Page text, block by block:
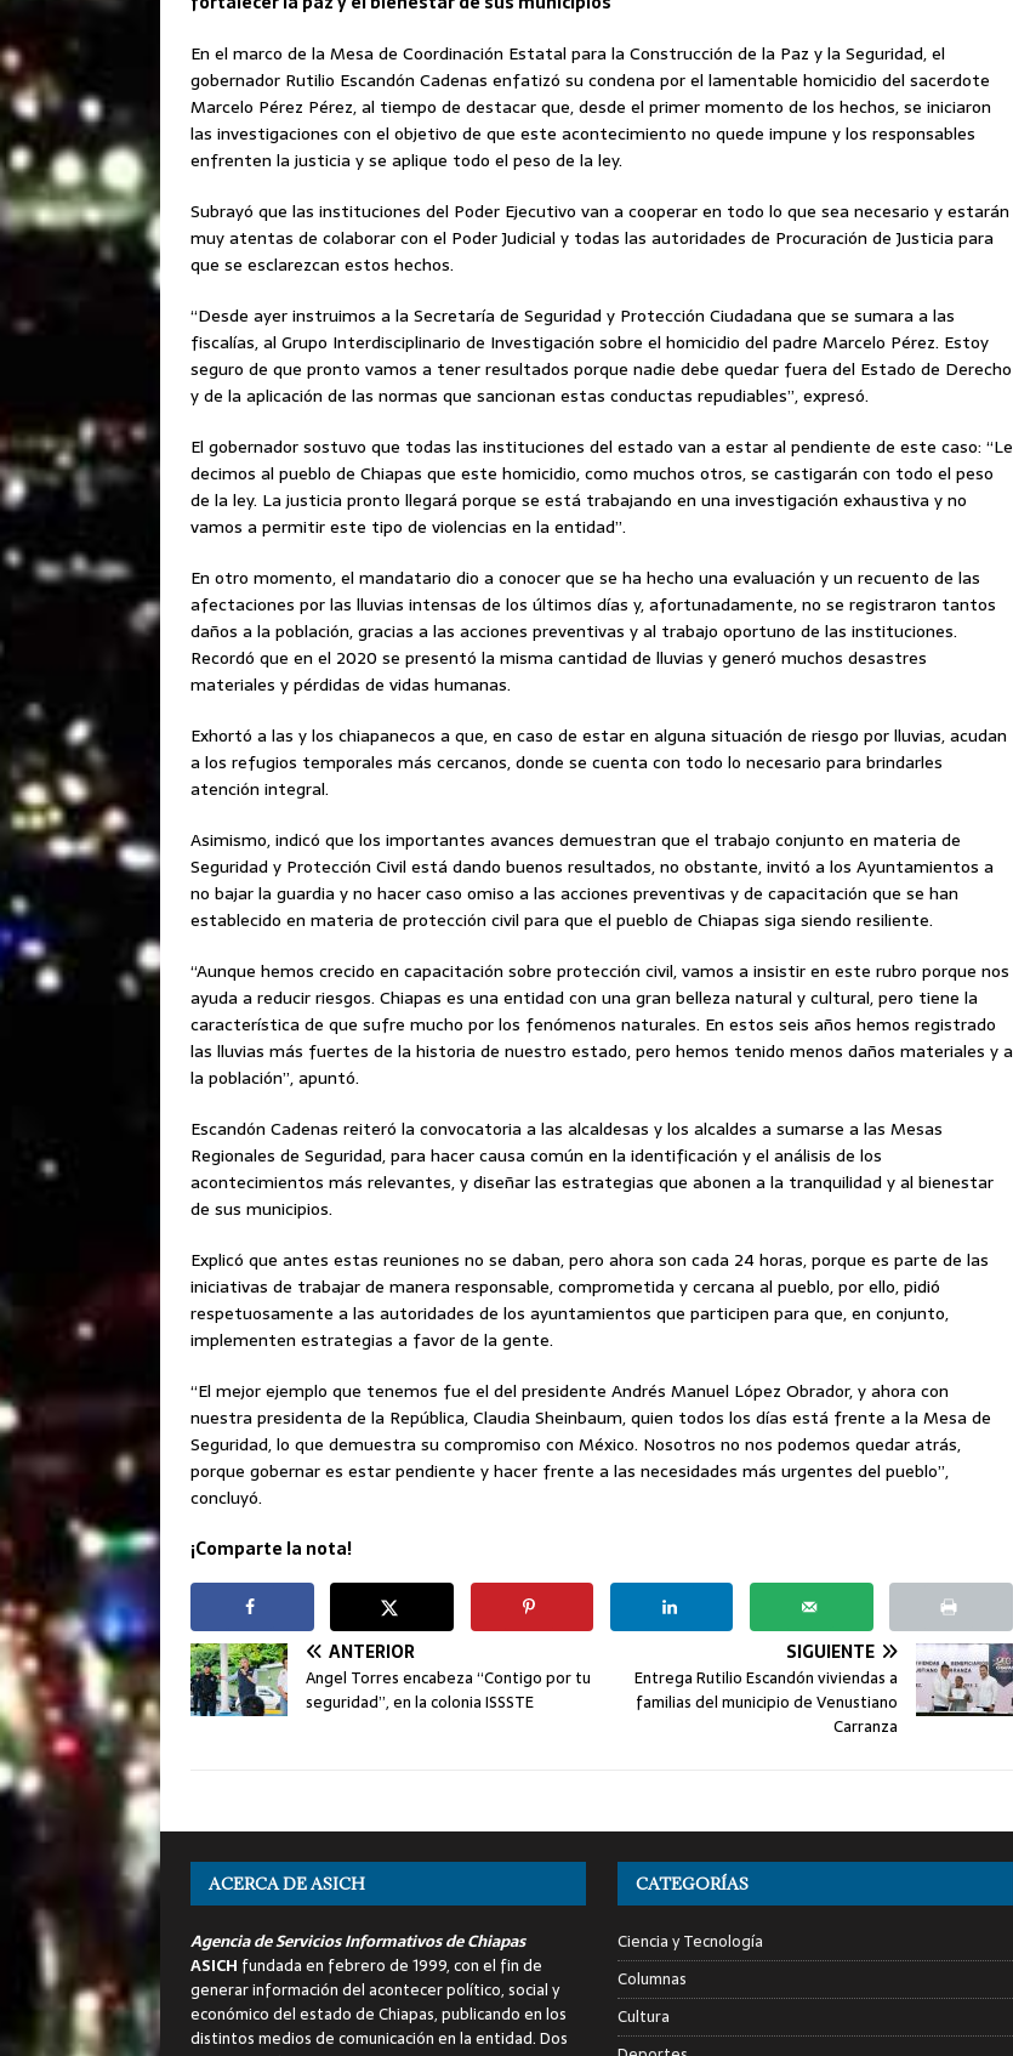
En el marco de la Mesa de Coordinación Estatal para la Construcción de la Paz y la Seguridad, el
gobernador Rutilio Escandón Cadenas enfatizó su condena por el lamentable homicidio del sacerdote
Marcelo Pérez Pérez, al tiempo de destacar que, desde el primer momento de los hechos, se iniciaron
las investigaciones con el objetivo de que este acontecimiento no quede impune y los responsables
enfrenten la justicia y se aplique todo el peso de la ley.
Subrayó que las instituciones del Poder Ejecutivo van a cooperar en todo lo que sea necesario y estarán
muy atentas de colaborar con el Poder Judicial y todas las autoridades de Procuración de Justicia para
que se esclarezcan estos hechos.
“Desde ayer instruimos a la Secretaría de Seguridad y Protección Ciudadana que se sumara a las
fiscalías, al Grupo Interdisciplinario de Investigación sobre el homicidio del padre Marcelo Pérez. Estoy
seguro de que pronto vamos a tener resultados porque nadie debe quedar fuera del Estado de Derecho
y de la aplicación de las normas que sancionan estas conductas repudiables”, expresó.
El gobernador sostuvo que todas las instituciones del estado van a estar al pendiente de este caso: “Le
decimos al pueblo de Chiapas que este homicidio, como muchos otros, se castigarán con todo el peso
de la ley. La justicia pronto llegará porque se está trabajando en una investigación exhaustiva y no
vamos a permitir este tipo de violencias en la entidad”.
En otro momento, el mandatario dio a conocer que se ha hecho una evaluación y un recuento de las
afectaciones por las lluvias intensas de los últimos días y, afortunadamente, no se registraron tantos
daños a la población, gracias a las acciones preventivas y al trabajo oportuno de las instituciones.
Recordó que en el 2020 se presentó la misma cantidad de lluvias y generó muchos desastres
materiales y pérdidas de vidas humanas.
Exhortó a las y los chiapanecos a que, en caso de estar en alguna situación de riesgo por lluvias, acudan
a los refugios temporales más cercanos, donde se cuenta con todo lo necesario para brindarles
atención integral.
Asimismo, indicó que los importantes avances demuestran que el trabajo conjunto en materia de
Seguridad y Protección Civil está dando buenos resultados, no obstante, invitó a los Ayuntamientos a
no bajar la guardia y no hacer caso omiso a las acciones preventivas y de capacitación que se han
establecido en materia de protección civil para que el pueblo de Chiapas siga siendo resiliente.
“Aunque hemos crecido en capacitación sobre protección civil, vamos a insistir en este rubro porque nos
ayuda a reducir riesgos. Chiapas es una entidad con una gran belleza natural y cultural, pero tiene la
característica de que sufre mucho por los fenómenos naturales. En estos seis años hemos registrado
las lluvias más fuertes de la historia de nuestro estado, pero hemos tenido menos daños materiales y a
la población”, apuntó.
Escandón Cadenas reiteró la convocatoria a las alcaldesas y los alcaldes a sumarse a las Mesas
Regionales de Seguridad, para hacer causa común en la identificación y el análisis de los
acontecimientos más relevantes, y diseñar las estrategias que abonen a la tranquilidad y al bienestar
de sus municipios.
Explicó que antes estas reuniones no se daban, pero ahora son cada 24 horas, porque es parte de las
iniciativas de trabajar de manera responsable, comprometida y cercana al pueblo, por ello, pidió
respetuosamente a las autoridades de los ayuntamientos que participen para que, en conjunto,
implementen estrategias a favor de la gente.
“El mejor ejemplo que tenemos fue el del presidente Andrés Manuel López Obrador, y ahora con
nuestra presidenta de la República, Claudia Sheinbaum, quien todos los días está frente a la Mesa de
Seguridad, lo que demuestra su compromiso con México. Nosotros no nos podemos quedar atrás,
porque gobernar es estar pendiente y hacer frente a las necesidades más urgentes del pueblo”,
concluyó.
¡Comparte la nota!
ANTERIOR
Angel Torres encabeza “Contigo por tu
seguridad”, en la colonia ISSSTE
SIGUIENTE
Entrega Rutilio Escandón viviendas a
familias del municipio de Venustiano
Carranza
ACERCA DE ASICH
Agencia de Servicios Informativos de Chiapas
ASICH fundada en febrero de 1999, con el fin de
generar información del acontecer político, social y
económico del estado de Chiapas, publicando en los
distintos medios de comunicación en la entidad. Dos
CATEGORÍAS
Ciencia y Tecnología
Columnas
Cultura